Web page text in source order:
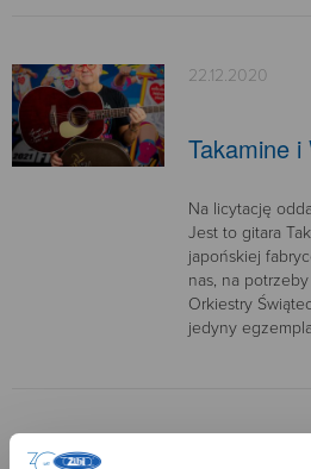
22.12.2020
Takamine
Na licytację
Jest to gitara
japońskiej
nas, na
Orkiestry
jedyny